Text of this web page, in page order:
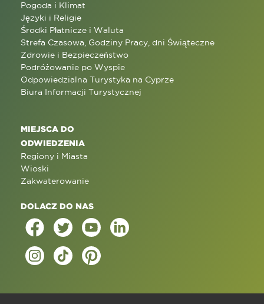
Pogoda i Klimat
Języki i Religie
Środki Płatnicze i Waluta
Strefa Czasowa, Godziny Pracy, dni Świąteczne
Zdrowie i Bezpieczeństwo
Podróżowanie po Wyspie
Odpowiedzialna Turystyka na Cyprze
Biura Informacji Turystycznej
MIEJSCA DO
ODWIEDZENIA
Regiony i Miasta
Wioski
Zakwaterowanie
DOLACZ DO NAS